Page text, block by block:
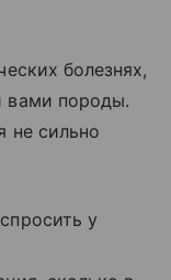
болезнях,
вами породы.
не сильно
у